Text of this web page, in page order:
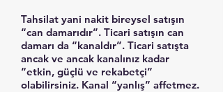
Tahsilat yani nakit bireysel satışın
“can damarıdır”. Ticari satışın can
damarı da “kanaldır”. Ticari satışta
ancak ve ancak kanalınız kadar
“etkin, güçlü ve rekabetçi”
olabilirsiniz. Kanal “yanlış” affetmez.